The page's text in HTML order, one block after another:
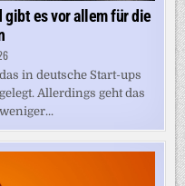
es vor allem für die
in deutsche Start-ups
Allerdings geht das